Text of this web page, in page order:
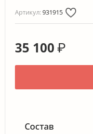
Артикул:931915
35 100 ₽
Состав